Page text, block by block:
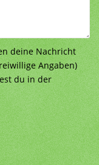
deine Nachricht
Angaben)
du in der